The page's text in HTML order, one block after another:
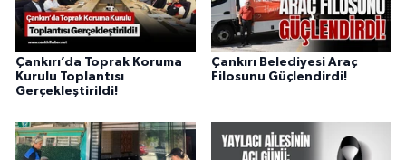
Çankırı’da Toprak Koruma
Kurulu Toplantısı
Gerçekleştirildi!
Çankırı Belediyesi Araç
Filosunu Güçlendirdi!